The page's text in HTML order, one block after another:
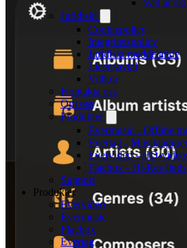
Vad är
Juridiskt
Cookiepolicy
Integritetspolicy
Juridiskt meddelande
Licensavtal
Villkor
Kontakta oss
Om oss
Produkter
Evermusic - Offline
Evertag -
Evervideo - HD-
Flacbox - Hi-Res
Support
Produkter
Evervideo
Evermusic
Flacbox
Evertag